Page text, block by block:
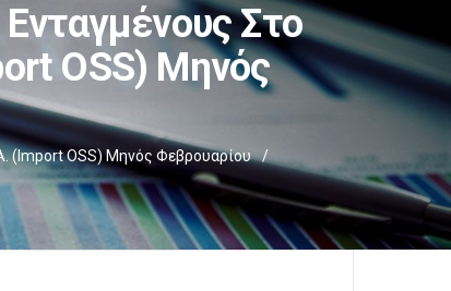
Στο
OSS) Μηνός
(Import OSS) Μηνός Φεβρουαρίου /